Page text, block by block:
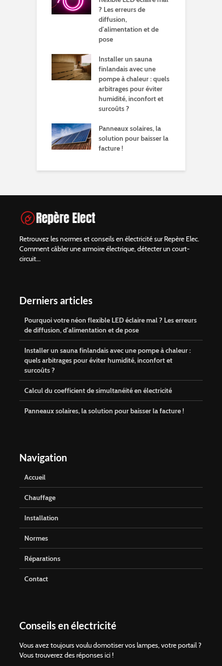
? Les erreurs de
diffusion,
d'alimentation et de
pose
Installer un sauna
finlandais avec une
pompe à chaleur : quels
arbitrages pour éviter
humidité, inconfort et
surcoûts ?
Panneaux solaires, la
solution pour baisser la
facture !
Retrouvez les normes et conseils en électricité sur Repère Elec.
Comment câbler une armoire électrique, détecter un court-
circuit...
Derniers articles
Pourquoi votre néon flexible LED éclaire mal ? Les erreurs
de diffusion, d'alimentation et de pose
Installer un sauna finlandais avec une pompe à chaleur :
quels arbitrages pour éviter humidité, inconfort et
surcoûts ?
Calcul du coefficient de simultanéité en électricité
Panneaux solaires, la solution pour baisser la facture !
Navigation
Accueil
Chauffage
Installation
Normes
Réparations
Contact
Conseils en électricité
Vous avez toujours voulu domotiser vos lampes, votre portail ?
Vous trouverez des réponses ici !